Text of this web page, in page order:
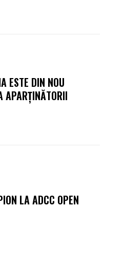
ESTE DIN NOU
APARȚINĂTORII
LA ADCC OPEN